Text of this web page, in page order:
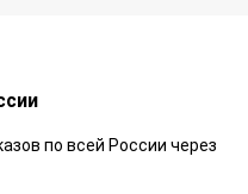
по всей России через